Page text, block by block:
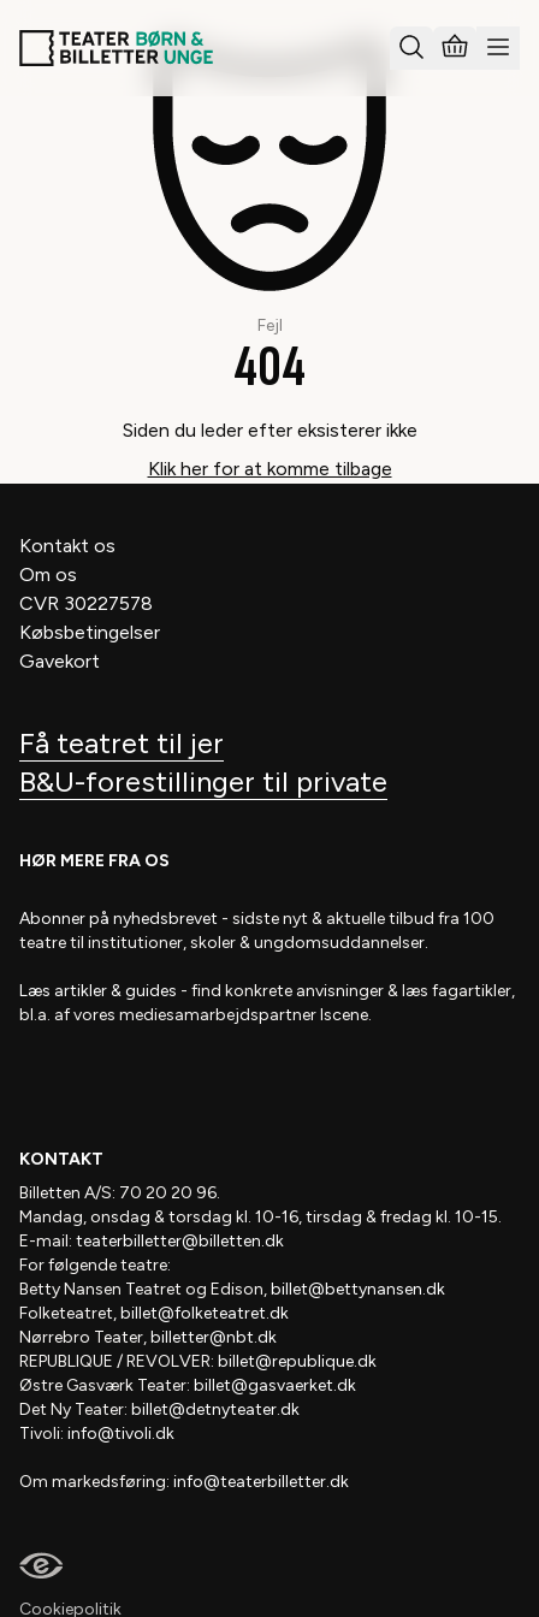
Fejl
404
Siden du leder efter eksisterer ikke
Klik her for at komme tilbage
Kontakt os
Om os
CVR 30227578
Købsbetingelser
Gavekort
Få teatret til jer
B&U-forestillinger til private
HØR MERE FRA OS
Abonner på nyhedsbrevet - sidste nyt & aktuelle tilbud fra 100
teatre til institutioner, skoler & ungdomsuddannelser.
Læs artikler & guides - find konkrete anvisninger & læs fagartikler,
bl.a. af vores mediesamarbejdspartner Iscene.
KONTAKT
Billetten A/S: 70 20 20 96.
Mandag, onsdag & torsdag kl. 10-16, tirsdag & fredag kl. 10-15.
E-mail: teaterbilletter@billetten.dk
For følgende teatre:
Betty Nansen Teatret og Edison,billet@bettynansen.dk
Folketeatret,billet@folketeatret.dk
Nørrebro Teater,billetter@nbt.dk
REPUBLIQUE / REVOLVER: billet@republique.dk
Østre Gasværk Teater: billet@gasvaerket.dk
Det Ny Teater: billet@detnyteater.dk
Tivoli: info@tivoli.dk
Om markedsføring: info@teaterbilletter.dk
Cookiepolitik